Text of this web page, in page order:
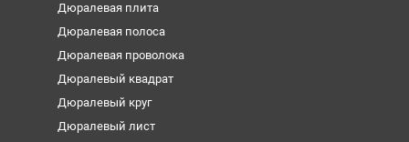
Дюралевая плита
Дюралевая полоса
Дюралевая проволока
Дюралевый квадрат
Дюралевый круг
Дюралевый лист